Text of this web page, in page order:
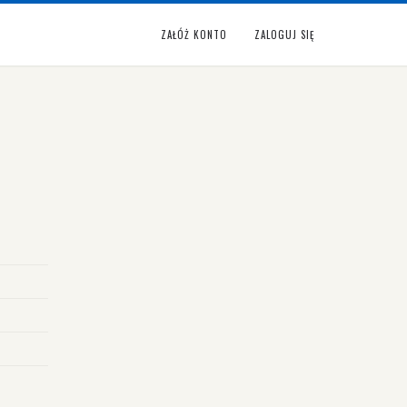
ZAŁÓŻ KONTO ZALOGUJ SIĘ